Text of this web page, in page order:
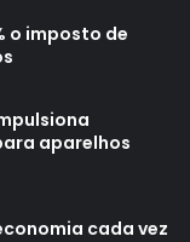
o imposto de
aparelhos
cada vez